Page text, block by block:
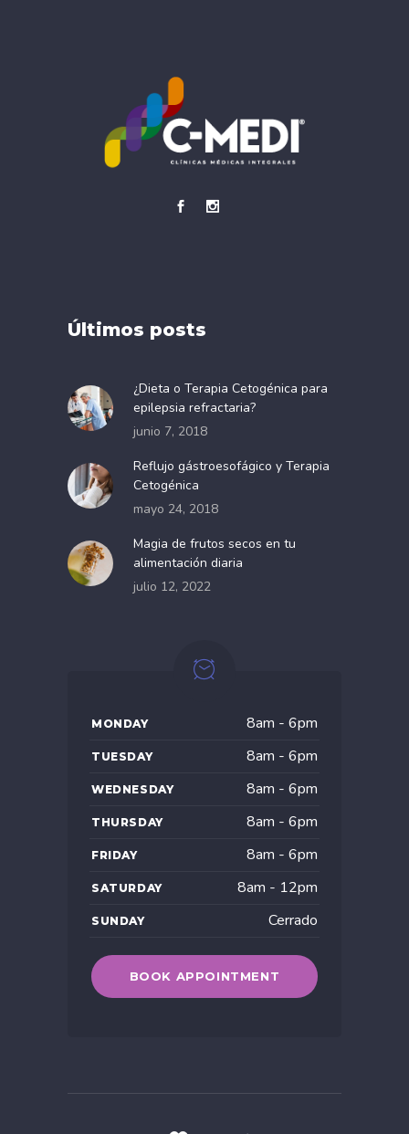
Últimos posts
¿Dieta o Terapia Cetogénica para
epilepsia refractaria?
junio 7, 2018
Reflujo gástroesofágico y Terapia
Cetogénica
mayo 24, 2018
Magia de frutos secos en tu
alimentación diaria
julio 12, 2022
MONDAY 8am - 6pm
TUESDAY 8am - 6pm
WEDNESDAY 8am - 6pm
THURSDAY 8am - 6pm
FRIDAY 8am - 6pm
SATURDAY 8am - 12pm
SUNDAY Cerrado
BOOK APPOINTMENT